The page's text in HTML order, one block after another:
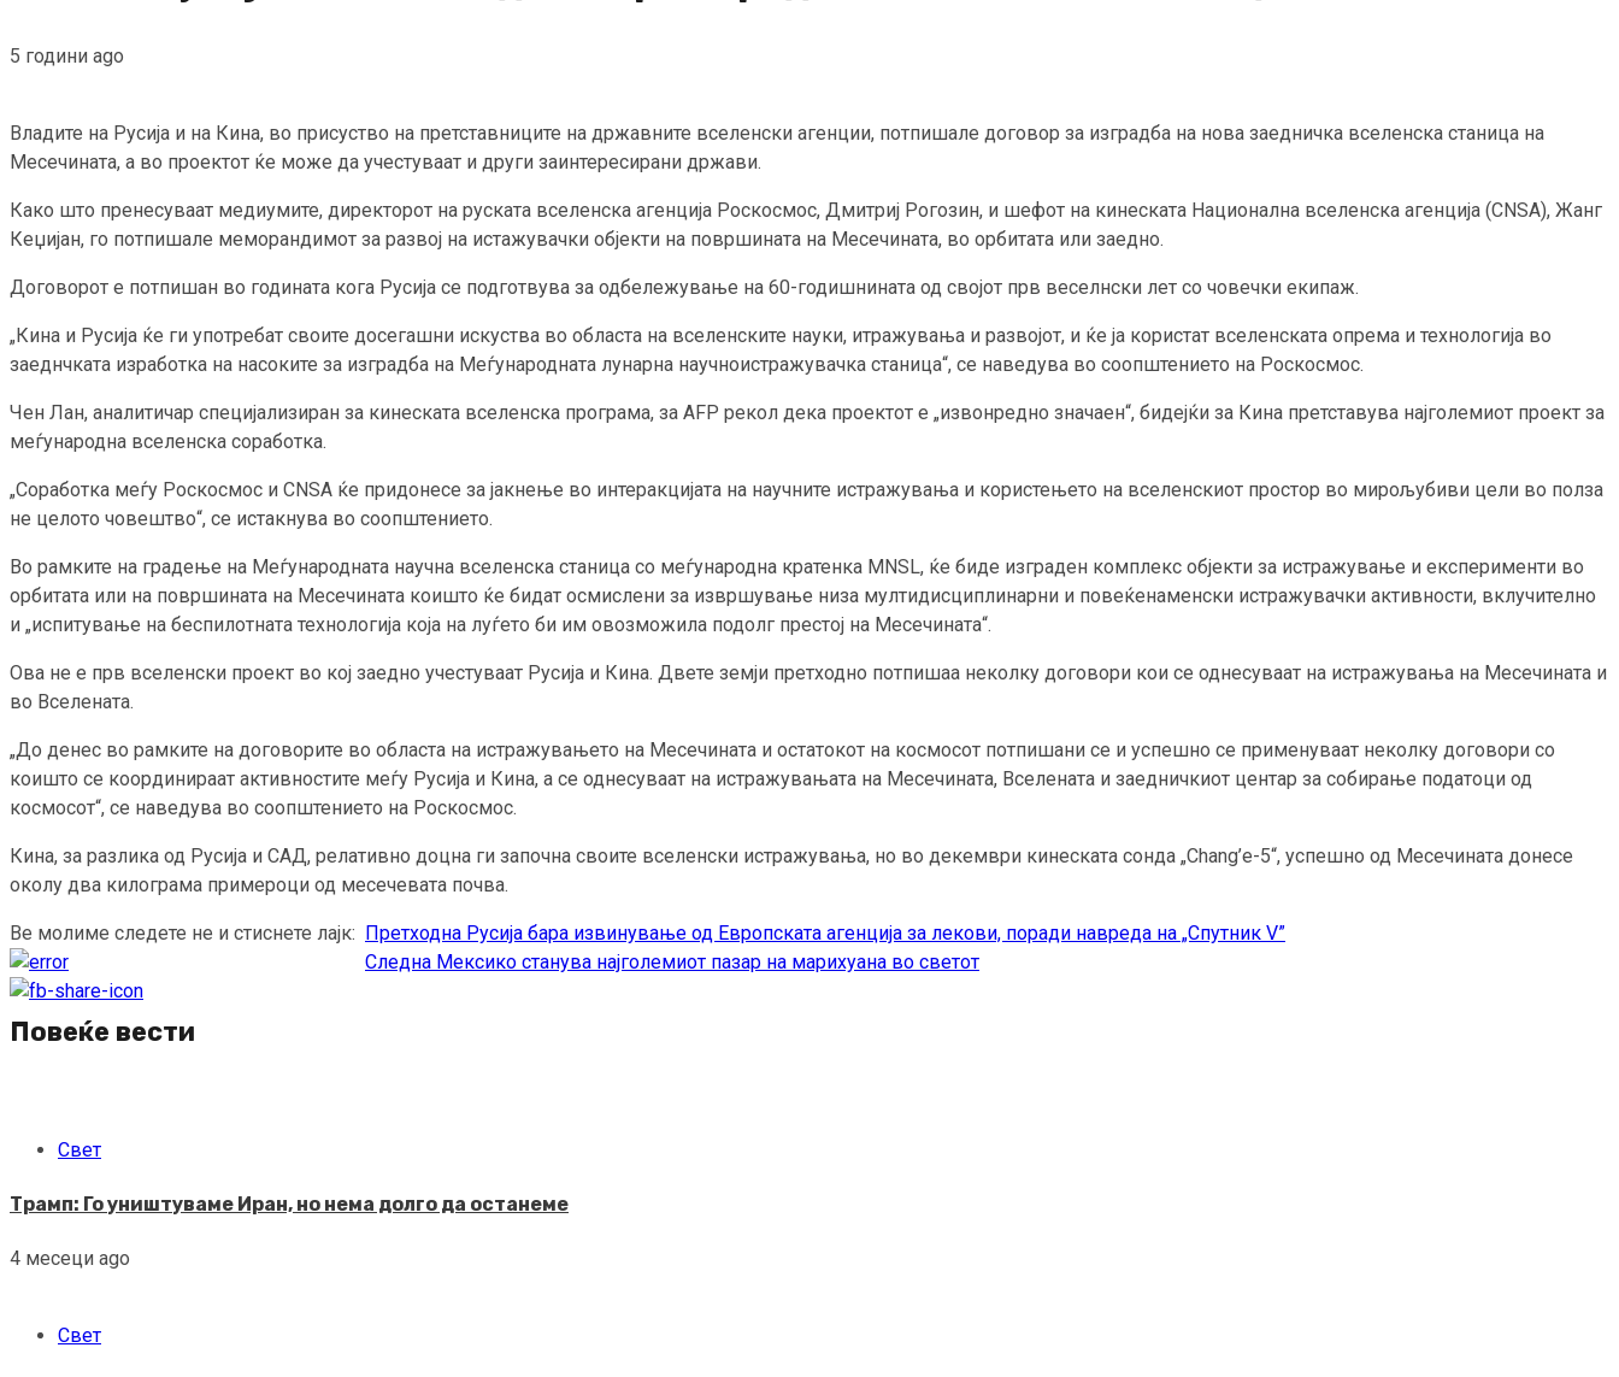
5 години ago
Владите на Русија и на Кина, во присуство на претставниците на државните вселенски агенции, потпишале договор за изградба на нова заедничка вселенска станица на
Месечината, а во проектот ќе може да учестуваат и други заинтересирани држави.
Како што пренесуваат медиумите, директорот на руската вселенска агенција Роскосмос, Дмитриј Рогозин, и шефот на кинеската Национална вселенска агенција (CNSA), Жанг
Кеџијан, го потпишале меморандимот за развој на истажувачки објекти на површината на Месечината, во орбитата или заедно.
Договорот е потпишан во годината кога Русија се подготвува за одбележување на 60-годишнината од својот прв веселнски лет со човечки екипаж.
„Кина и Русија ќе ги употребат своите досегашни искуства во областа на вселенските науки, итражувања и развојот, и ќе ја користат вселенската опрема и технологија во
заеднчката изработка на насоките за изградба на Меѓународната лунарна научноистражувачка станица“, се наведува во соопштението на Роскосмос.
Чен Лан, аналитичар специјализиран за кинеската вселенска програма, за AFP рекол дека проектот е „извонредно значаен“, бидејќи за Кина претставува најголемиот проект за
меѓународна вселенска соработка.
„Соработка меѓу Роскосмос и CNSA ќе придонесе за јакнење во интеракцијата на научните истражувања и користењето на вселенскиот простор во мирољубиви цели во полза
не целото човештво“, се истакнува во соопштението.
Во рамките на градење на Меѓународната научна вселенска станица со меѓународна кратенка MNSL, ќе биде изграден комплекс објекти за истражување и експерименти во
орбитата или на површината на Месечината коишто ќе бидат осмислени за извршување низа мултидисциплинарни и повеќенаменски истражувачки активности, вклучително
и „испитување на беспилотната технологија која на луѓето би им овозможила подолг престој на Месечината“.
Ова не е прв вселенски проект во кој заедно учестуваат Русија и Кина. Двете земји претходно потпишаа неколку договори кои се однесуваат на истражувања на Месечината и
во Вселената.
„До денес во рамките на договорите во областа на истражувањето на Месечината и остатокот на космосот потпишани се и успешно се применуваат неколку договори со
коишто се координираат активностите меѓу Русија и Кина, а се однесуваат на истражувањата на Месечината, Вселената и заедничкиот центар за собирање податоци од
космосот“, се наведува во соопштението на Роскосмос.
Кина, за разлика од Русија и САД, релативно доцна ги започна своите вселенски истражувања, но во декември кинеската сонда „Chang’e-5“, успешно од Месечината донесе
околу два килограма примероци од месечевата почва.
Ве молиме следете не и стиснете лајк:
Continue
Reading
Претходна Русија бара извинување од Европската агенција за лекови, поради навреда на „Спутник V”
Следна Мексико станува најголемиот пазар на марихуана во светот
Повеќе вести
Свет
Трамп: Го уништуваме Иран, но нема долго да останеме
4 месеци ago
Свет